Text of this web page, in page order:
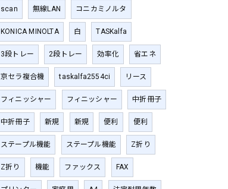
scan 無線LAN コニカミノルタ
KONICA MINOLTA 白 TASKalfa
3段トレー 2段トレー 効率化 省エネ
京セラ複合機 taskalfa2554ci リース
フィニッシャー フィニッシャー 中折冊子
中折冊子 新規 新規 便利 便利
ステープル機能 ステープル機能 Z折り
Z折り 機能 ファックス FAX